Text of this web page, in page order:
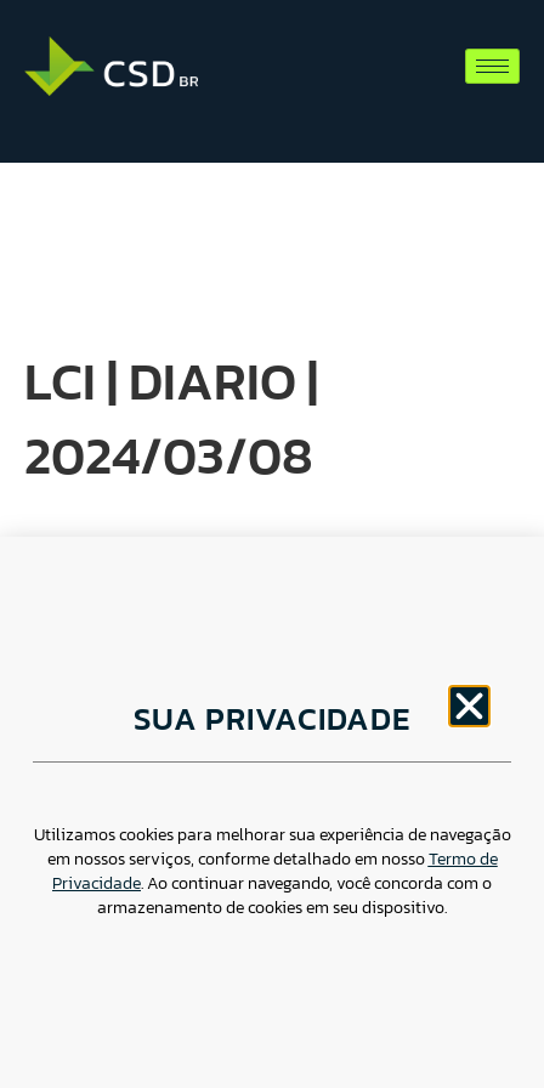
LCI | DIARIO |
2024/03/08
Av. Brigadeiro Faria Lima, 1779 – 5oAndar Jardim
Paulistano, São Paulo/ SP – CEP: 01452-914
Assessoria de imprensa: imprensa@csdbr.com
SUA PRIVACIDADE
Utilizamos cookies para melhorar sua experiência de navegação
em nossos serviços, conforme detalhado em nossoTermo de
Privacidade. Ao continuar navegando, você concorda com o
armazenamento de cookies em seu dispositivo.